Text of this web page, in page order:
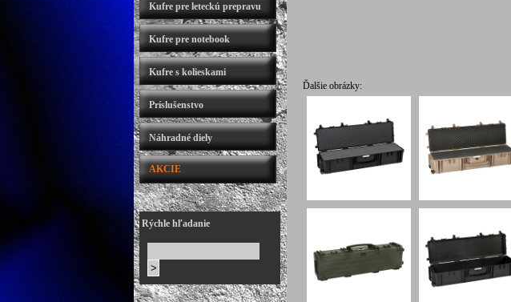
Kufre pre leteckú prepravu
Kufre pre notebook
Kufre s kolieskami
Príslušenstvo
Náhradné diely
AKCIE
Rýchle hľadanie
Ďalšie obrázky: